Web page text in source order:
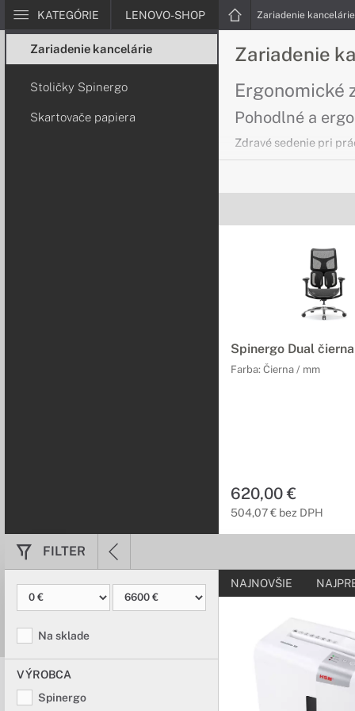
KATEGÓRIE LENOVO-SHOP Zariadenie
Zariadenie kancelárie
Stoličky Spinergo
Skartovače papiera
Zariadenie
Ergonomické
Pohodlné a
Zdravé sedenie pri
Spinergo Dual čierna
Farba: Čierna / mm
620,00 €
504,07 € bez DPH
FILTER
Na sklade
VÝROBCA
Spinergo
NAJNOVŠIE